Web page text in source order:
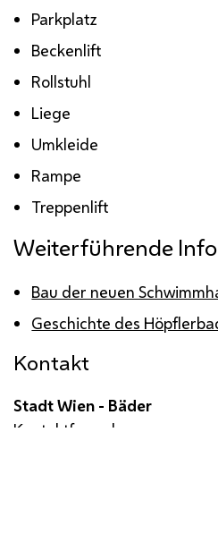
Parkplatz
Beckenlift
Rollstuhl
Liege
Umkleide
Rampe
Treppenlift
Weiterführende
Bau der neuen
Geschichte des
Kontakt
Stadt Wien - Bäder
Kontaktformular